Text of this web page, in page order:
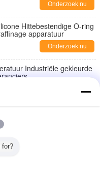
Onderzoek nu
Hittebestendige O-ring
apparatuur
Onderzoek nu
Industriële gekleurde
Fabrikant
Epdm Silicone
for?